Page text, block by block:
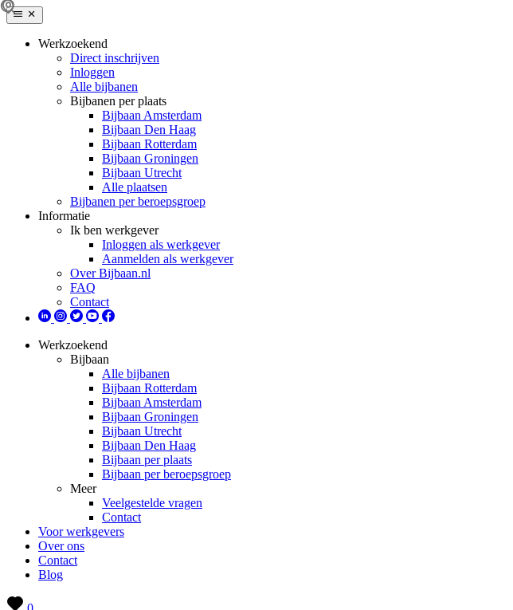
Werkzoekend
Direct inschrijven
Inloggen
Alle bijbanen
Bijbanen per plaats
Bijbaan Amsterdam
Bijbaan Den Haag
Bijbaan Rotterdam
Bijbaan Groningen
Bijbaan Utrecht
Alle plaatsen
Bijbanen per beroepsgroep
Informatie
Ik ben werkgever
Inloggen als werkgever
Aanmelden als werkgever
Over Bijbaan.nl
FAQ
Contact
Werkzoekend
Bijbaan
Alle bijbanen
Bijbaan Rotterdam
Bijbaan Amsterdam
Bijbaan Groningen
Bijbaan Utrecht
Bijbaan Den Haag
Bijbaan per plaats
Bijbaan per beroepsgroep
Meer
Veelgestelde vragen
Contact
Voor werkgevers
Over ons
Contact
Blog